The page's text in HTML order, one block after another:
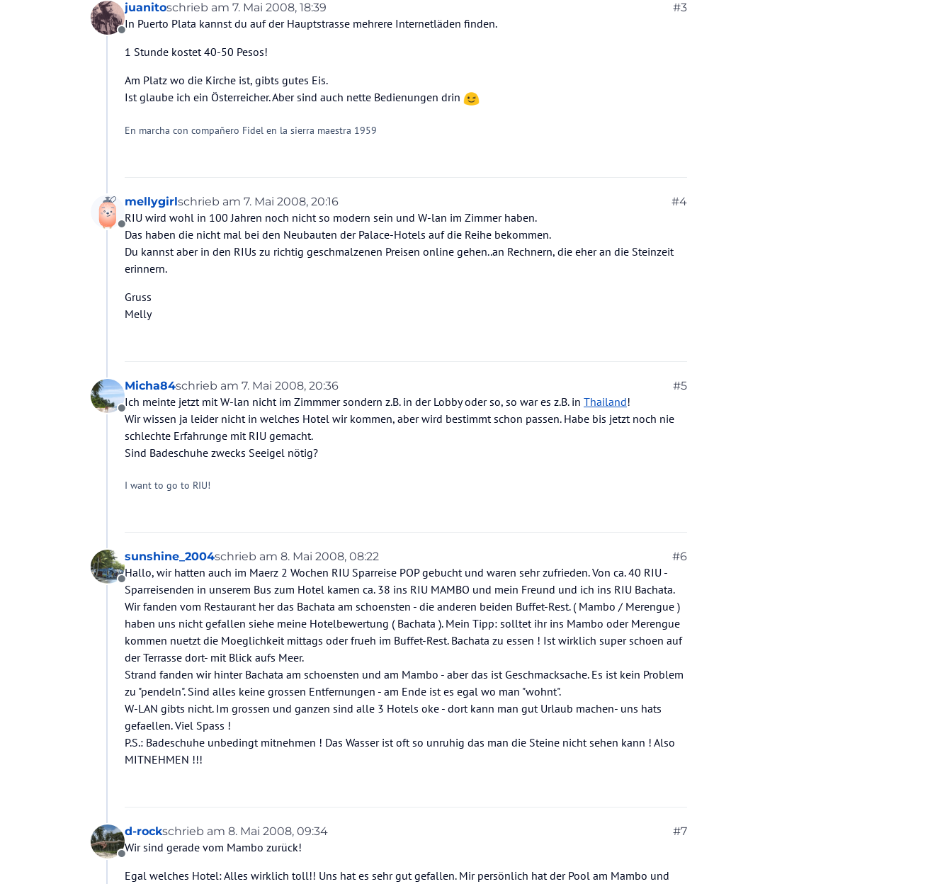
Offline
juanitoschrieb am 7. Mai 2008, 18:39
zuletzt editiert von #3
In Puerto Plata kannst du auf der Hauptstrasse mehrere Internetläden finden.
1 Stunde kostet 40-50 Pesos!
Am Platz wo die Kirche ist, gibts gutes Eis.
Ist glaube ich ein Österreicher. Aber sind auch nette Bedienungen drin
En marcha con compañero Fidel en la sierra maestra 1959
Offline
mellygirlschrieb am 7. Mai 2008, 20:16
zuletzt editiert von #4
RIU wird wohl in 100 Jahren noch nicht so modern sein und W-lan im Zimmer haben.
Das haben die nicht mal bei den Neubauten der Palace-Hotels auf die Reihe bekommen.
Du kannst aber in den RIUs zu richtig geschmalzenen Preisen online gehen..an Rechnern, die eher an die Steinzeit
erinnern.
Gruss
Melly
Offline
Micha84schrieb am 7. Mai 2008, 20:36
zuletzt editiert von #5
Ich meinte jetzt mit W-lan nicht im Zimmmer sondern z.B. in der Lobby oder so, so war es z.B. in Thailand!
Wir wissen ja leider nicht in welches Hotel wir kommen, aber wird bestimmt schon passen. Habe bis jetzt noch nie
schlechte Erfahrunge mit RIU gemacht.
Sind Badeschuhe zwecks Seeigel nötig?
I want to go to RIU!
Offline
sunshine_2004schrieb am 8. Mai 2008, 08:22
zuletzt editiert von #6
Hallo, wir hatten auch im Maerz 2 Wochen RIU Sparreise POP gebucht und waren sehr zufrieden. Von ca. 40 RIU -
Sparreisenden in unserem Bus zum Hotel kamen ca. 38 ins RIU MAMBO und mein Freund und ich ins RIU Bachata.
Wir fanden vom Restaurant her das Bachata am schoensten - die anderen beiden Buffet-Rest. ( Mambo / Merengue )
haben uns nicht gefallen siehe meine Hotelbewertung ( Bachata ). Mein Tipp: solltet ihr ins Mambo oder Merengue
kommen nuetzt die Moeglichkeit mittags oder frueh im Buffet-Rest. Bachata zu essen ! Ist wirklich super schoen auf
der Terrasse dort- mit Blick aufs Meer.
Strand fanden wir hinter Bachata am schoensten und am Mambo - aber das ist Geschmacksache. Es ist kein Problem
zu "pendeln". Sind alles keine grossen Entfernungen - am Ende ist es egal wo man "wohnt".
W-LAN gibts nicht. Im grossen und ganzen sind alle 3 Hotels oke - dort kann man gut Urlaub machen- uns hats
gefaellen. Viel Spass !
P.S.: Badeschuhe unbedingt mitnehmen ! Das Wasser ist oft so unruhig das man die Steine nicht sehen kann ! Also
MITNEHMEN !!!
Offline
d-rockschrieb am 8. Mai 2008, 09:34
zuletzt editiert von #7
Wir sind gerade vom Mambo zurück!
Egal welches Hotel: Alles wirklich toll!! Uns hat es sehr gut gefallen. Mir persönlich hat der Pool am Mambo und